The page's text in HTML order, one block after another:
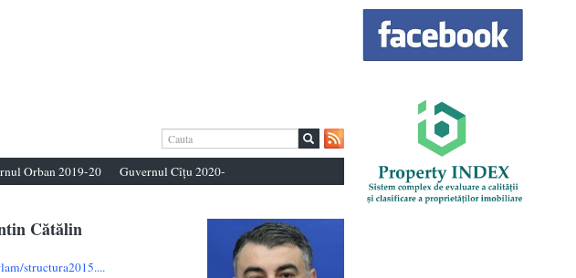
Orban 2019-20 Guvernul Cîțu 2020-
Cătălin
structura2015....